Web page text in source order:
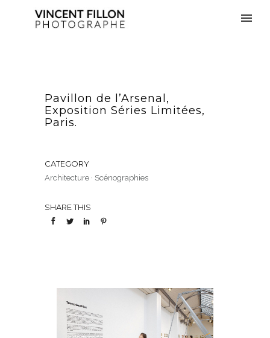
Pavillon de l’Arsenal,
Exposition Séries Limitées,
Paris.
CATEGORY
Architecture · Scénographies
SHARE THIS